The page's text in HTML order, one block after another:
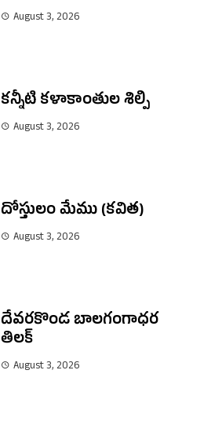
August 3, 2026
కన్నీటి కళాకాంతుల శిల్పి
August 3, 2026
దోస్తులం మేము (కవిత)
August 3, 2026
దేవరకొండ బాలగంగాధర
తిలక్
August 3, 2026